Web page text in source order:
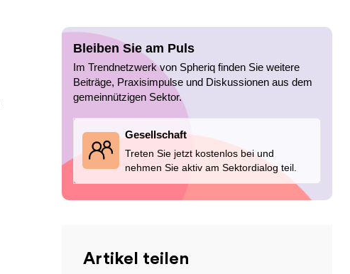
Bleiben Sie am Puls
Im Trendnetzwerk von Spheriq finden Sie weitere
Beiträge, Praxisimpulse und Diskussionen aus dem
gemeinnützigen Sektor.
Gesellschaft
Treten Sie jetzt kostenlos bei und
nehmen Sie aktiv am Sektordialog teil.
Artikel teilen